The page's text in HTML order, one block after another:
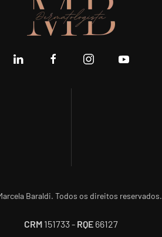
Baraldi. Todos os direitos reservados.
CRM 151733 - RQE 66127